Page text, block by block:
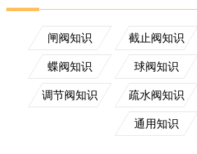
搜索
闸阀知识 截止阀知识
蝶阀知识
球阀知识
调节阀知识
疏水阀知识
通用知识